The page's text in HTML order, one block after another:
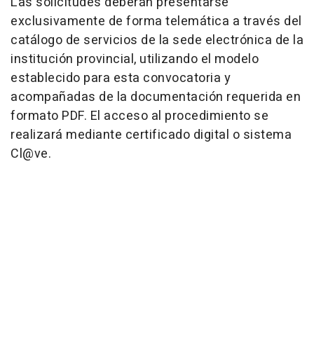
exclusivamente de forma telemática a través del
catálogo de servicios de la sede electrónica de la
institución provincial, utilizando el modelo
establecido para esta convocatoria y
acompañadas de la documentación requerida en
formato PDF. El acceso al procedimiento se
realizará mediante certificado digital o sistema
Cl@ve.